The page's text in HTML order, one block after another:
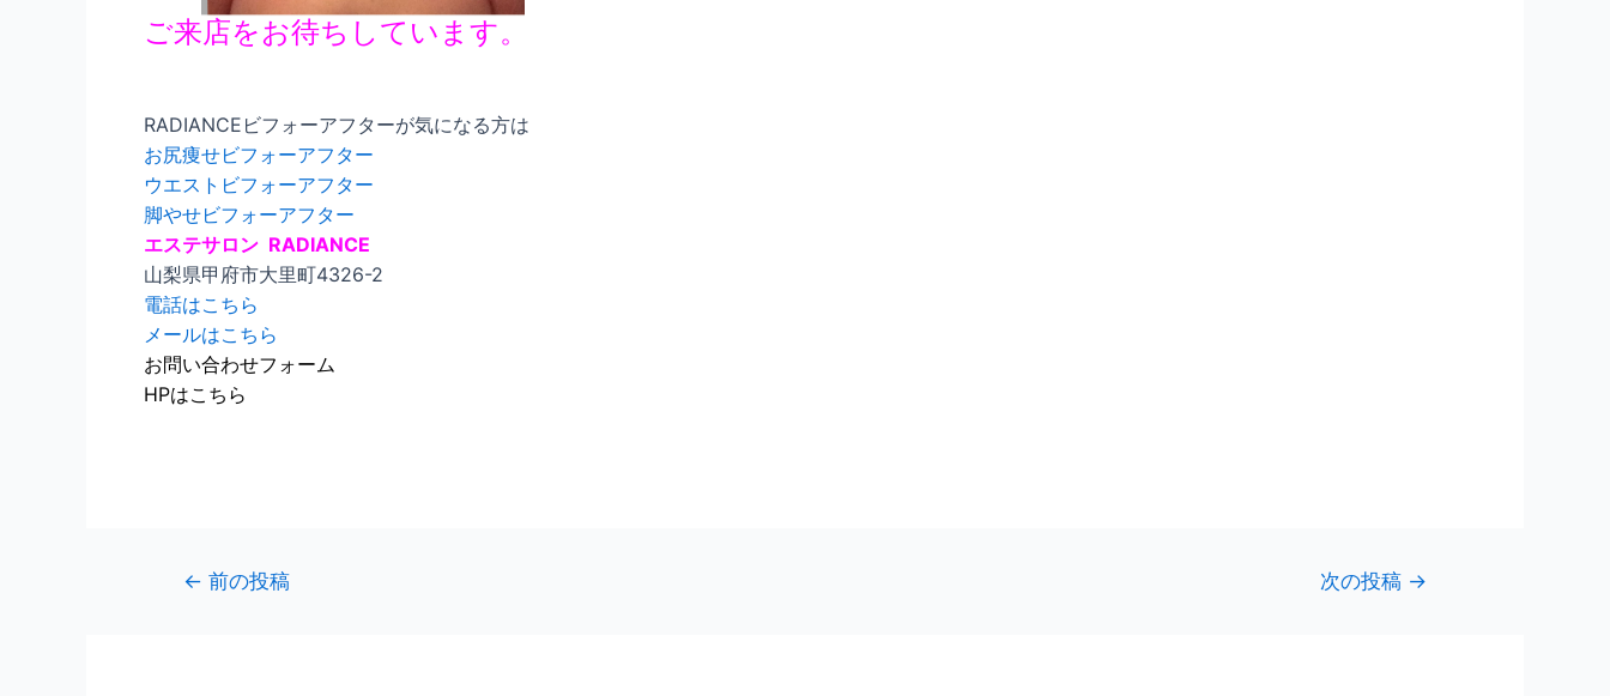
ご来店をお待ちしています。
RADIANCEビフォーアフターが気になる方は
お尻痩せビフォーアフター
ウエストビフォーアフター
脚やせビフォーアフター
エステサロン RADIANCE
山梨県甲府市大里町4326-2
電話はこちら
メールはこちら
お問い合わせフォーム
HPはこちら
← 前の投稿 次の投稿 →